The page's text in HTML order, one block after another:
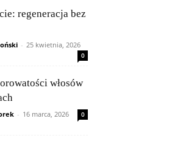
regeneracja bez
- 25 kwietnia, 2026
0
włosów
- 16 marca, 2026 0